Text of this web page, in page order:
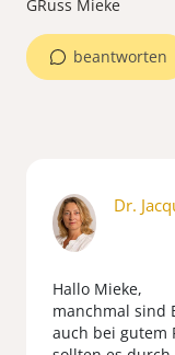
GRuss Mieke
beantworten
Dr.
Hallo Mieke,
manchmal sind
auch bei gutem